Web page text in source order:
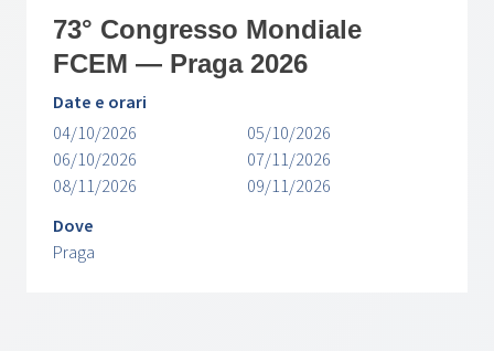
73° Congresso Mondiale
FCEM — Praga 2026
Date e orari
04/10/2026
05/10/2026
06/10/2026
07/11/2026
08/11/2026
09/11/2026
Dove
Praga